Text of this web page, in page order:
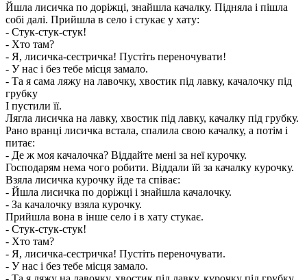
Йшла лисичка по доріжці, знайшла качалку. Підняла і пішла
собі далі. Прийшла в село і стукає у хату:
- Стук-стук-стук!
- Хто там?
- Я, лисичка-сестричка! Пустіть переночувати!
- У нас і без тебе місця замало.
- Та я сама ляжу на лавочку, хвостик під лавку, качалочку під
грубку
І пустили її.
Лягла лисичка на лавку, хвостик під лавку, качалку під грубку.
Рано вранці лисичка встала, спалила свою качалку, а потім і
питає:
- Де ж моя качалочка? Віддайте мені за неї курочку.
Господарям нема чого робити. Віддали їй за качалку курочку.
Взяла лисичка курочку йде та співає:
- Йшла лисичка по доріжці і знайшла качалочку.
- За качалочку взяла курочку.
Прийшла вона в інше село і в хату стукає.
- Стук-стук-стук!
- Хто там?
- Я, лисичка-сестричка! Пустіть переночувати.
- У нас і без тебе місця замало.